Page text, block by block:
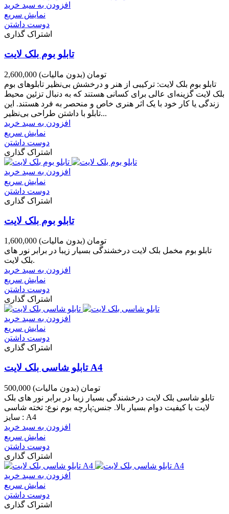
افزودن به سبد خرید
نمایش سریع
دوست داشتن
اشتراک گذاری
تابلو بوم بلک لایت
2,600,000 تومان (بدون مالیات)
تابلو بوم بلک لایت: ترکیبی از هنر و درخشش بی‌نظیر تابلوهای بوم
بلک لایت گزینه‌ای عالی برای کسانی هستند که به دنبال تزئین محیط
زندگی یا کار خود با یک اثر هنری خاص و منحصر به فرد هستند. این
تابلو با داشتن طراحی بی‌نظیر...
افزودن به سبد خرید
نمایش سریع
دوست داشتن
اشتراک گذاری
افزودن به سبد خرید
نمایش سریع
دوست داشتن
اشتراک گذاری
تابلو بوم بلک لایت
1,600,000 تومان (بدون مالیات)
تابلو بوم مخمل بلک لایت درخشندگی بسیار زیبا در برابر نور های
بلک لایت.
افزودن به سبد خرید
نمایش سریع
دوست داشتن
اشتراک گذاری
افزودن به سبد خرید
نمایش سریع
دوست داشتن
اشتراک گذاری
تابلو شاسی بلک لایت A4
500,000 تومان (بدون مالیات)
تابلو شاسی بلک لایت درخشندگی بسیار زیبا در برابر نور های بلک
لایت با کیفیت دوام بسیار بالا. جنس:پارچه بوم نوع: تخته شاسی
سایز : A4
افزودن به سبد خرید
نمایش سریع
دوست داشتن
اشتراک گذاری
افزودن به سبد خرید
نمایش سریع
دوست داشتن
اشتراک گذاری